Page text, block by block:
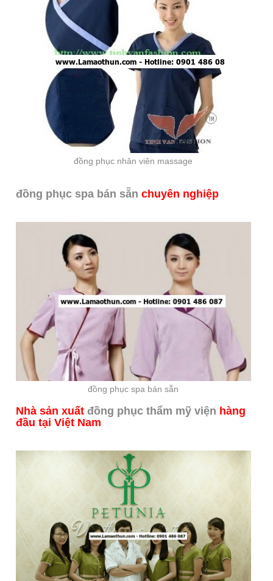
đồng phục nhân viên massage
đồng phục spa bán sẵn chuyên nghiệp
đồng phục spa bán sẵn
Nhà sản xuất đồng phục thẩm mỹ viện hàng
đầu tại Việt Nam